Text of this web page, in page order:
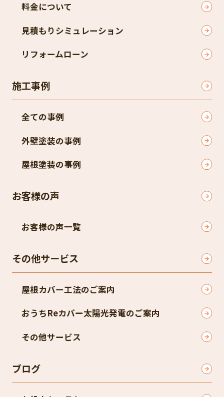
料金について
見積もりシミュレーション
リフォームローン
施工事例
全ての事例
外壁塗装の事例
屋根塗装の事例
お客様の声
お客様の声一覧
その他サービス
屋根カバー工法のご案内
おうちReカバー太陽光発電のご案内
その他サービス
ブログ